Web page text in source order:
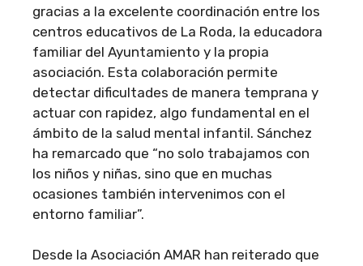
gracias a la excelente coordinación entre los
centros educativos de La Roda, la educadora
familiar del Ayuntamiento y la propia
asociación. Esta colaboración permite
detectar dificultades de manera temprana y
actuar con rapidez, algo fundamental en el
ámbito de la salud mental infantil. Sánchez
ha remarcado que “no solo trabajamos con
los niños y niñas, sino que en muchas
ocasiones también intervenimos con el
entorno familiar”.
Desde la Asociación AMAR han reiterado que